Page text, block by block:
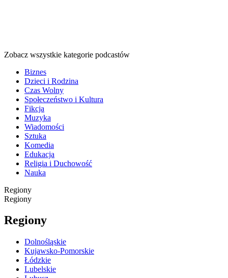
Zobacz wszystkie kategorie podcastów
Biznes
Dzieci i Rodzina
Czas Wolny
Społeczeństwo i Kultura
Fikcja
Muzyka
Wiadomości
Sztuka
Komedia
Edukacja
Religia i Duchowość
Nauka
Regiony
Regiony
Regiony
Dolnośląskie
Kujawsko-Pomorskie
Łódzkie
Lubelskie